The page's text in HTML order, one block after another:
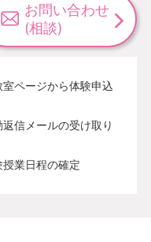
お問い合わせ
(相談)
室ページから体験申込
返信メールの受け取り
授業日程の確定